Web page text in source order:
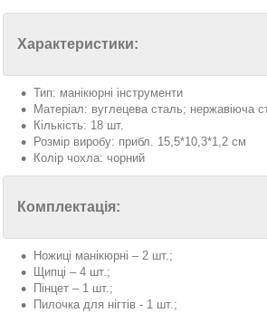
Характеристики:
Тип: манікюрні інструменти
Матеріал: вуглецева сталь; нержавіюча
Кількість: 18 шт.
Розмір виробу: прибл. 15,5*10,3*1,2 см
Колір чохла: чорний
Комплектація:
Ножиці манікюрні – 2 шт.;
Щипці – 4 шт.;
Пінцет – 1 шт.;
Пилочка для нігтів - 1 шт.;